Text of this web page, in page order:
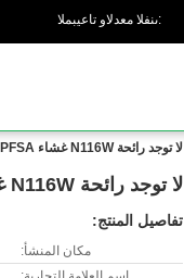
المبيعات والدعم الفنى:
لا توجد رائحة N116W غشاء PFSA لتصنيع الهيدروجين وكأس الهيدروجين الغني
لا توجد رائحة N116W غشاء PFSA لتصنيع الهيدروجين وكأس الهيدروجين الغني
تفاصيل المنتج:
مكان المنشأ: